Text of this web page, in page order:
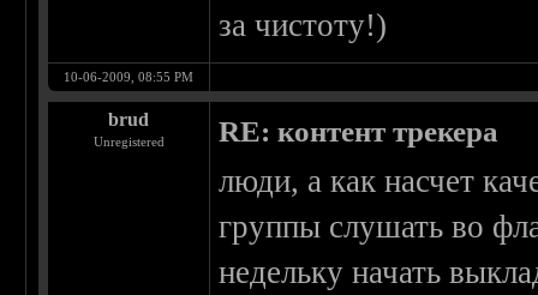
за чистоту!)
10-06-2009, 08:55 PM
brud
Unregistered RE: контент трекера
люди, а как насчет
группы слушать во
недельку начать